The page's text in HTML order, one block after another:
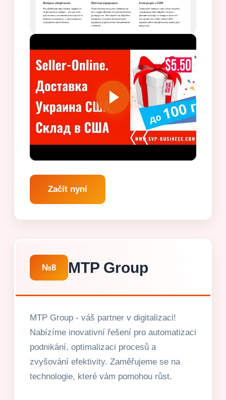
Začít nyní
№8 MTP Group
MTP Group - váš partner v digitalizaci!
Nabízíme inovativní řešení pro automatizaci
podnikání, optimalizaci procesů a
zvyšování efektivity. Zaměřujeme se na
technologie, které vám pomohou růst.